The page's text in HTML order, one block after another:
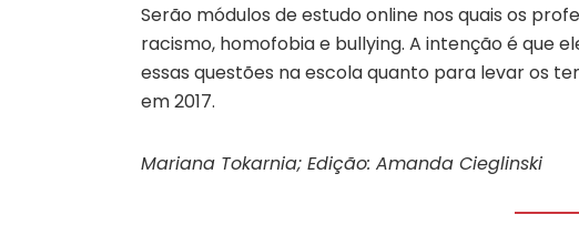
Serão módulos de estudo online nos quais os
racismo, homofobia e bullying. A intenção é que
essas questões na escola quanto para levar os
em 2017.
Mariana Tokarnia; Edição: Amanda Cieglinski